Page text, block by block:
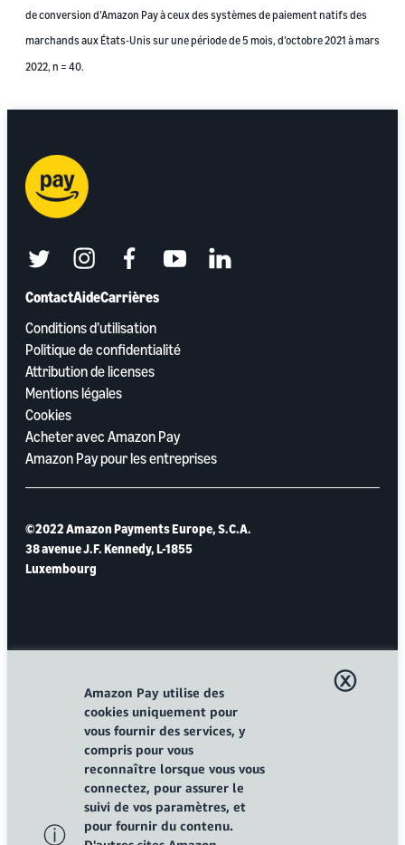
de conversion d’Amazon Pay à ceux des systèmes de paiement natifs des
marchands aux États-Unis sur une période de 5 mois, d’octobre 2021 à mars
2022, n = 40.
ContactAideCarrières
Conditions d’utilisation
Politique de confidentialité
Attribution de licenses
Mentions légales
Cookies
Acheter avec Amazon Pay
Amazon Pay pour les entreprises
twitterinstagramfacebookyoutubelinkedin
©2022 Amazon Payments Europe, S.C.A.
38 avenue J.F. Kennedy, L-1855
Luxembourg
ⓘ
Amazon Pay utilise des
cookies uniquement pour
vous fournir des services, y
compris pour vous
reconnaître lorsque vous vous
connectez, pour assurer le
suivi de vos paramètres, et
pour fournir du contenu.
ⓧ